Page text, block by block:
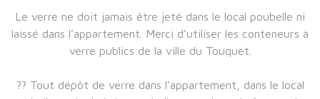
Le verre ne doit jamais être jeté dans le local poubelle ni
laissé dans l’appartement. Merci d’utiliser les conteneurs à
verre publics de la ville du Touquet.
?? Tout dépôt de verre dans l’appartement, dans le local